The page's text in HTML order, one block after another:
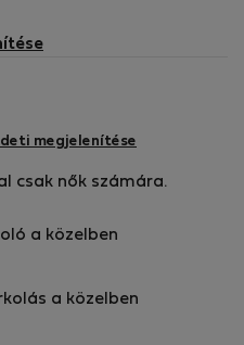
megjelenítése
csak nők számára.
a közelben
a közelben